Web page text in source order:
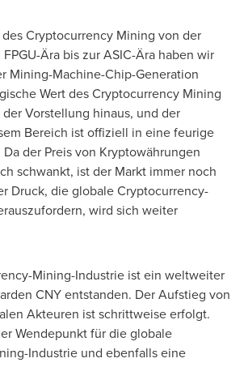
Cryptocurrency Mining von der
FPGU-Ära bis zur ASIC-Ära haben wir
Mining-Machine-Chip-Generation
Wert des Cryptocurrency Mining
Vorstellung hinaus, und der
Bereich ist offiziell in eine feurige
der Preis von Kryptowährungen
schwankt, ist der Markt immer noch
Druck, die globale Cryptocurrency-
wird sich weiter
Mining-Industrie ist ein weltweiter
CNY entstanden. Der Aufstieg von
Akteuren ist schrittweise erfolgt.
Wendepunkt für die globale
Industrie und ebenfalls eine